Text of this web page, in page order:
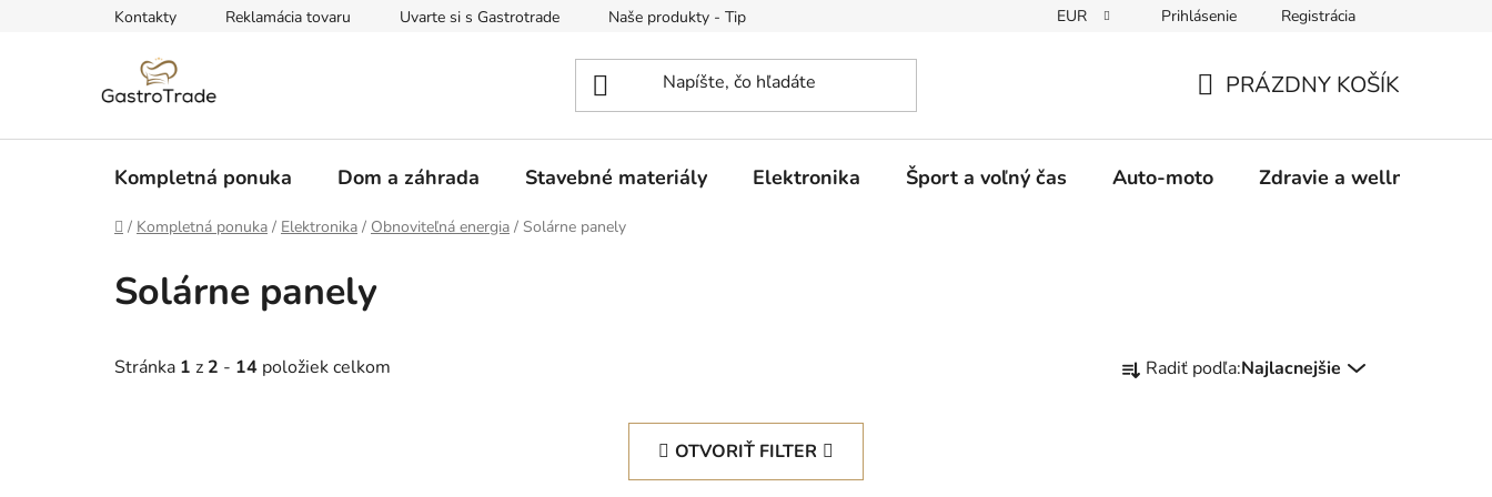
Kontakty Reklamácia tovaru Uvarte si s Gastrotrade Naše produkty - Tipy a triky Moja objednávka
EUR Prihlásenie Registrácia
KOŠÍK
PRÁZDNY KOŠÍK
Kompletná ponuka Dom a záhrada Stavebné materiály Elektronika Šport a voľný čas Auto-moto Zdravie a wellness
Domov
/ Kompletná ponuka / Elektronika / Obnoviteľná energia / Solárne panely
Solárne panely
Stránka 1 z 2 - 14 položiek celkom
a Radiť podľa:Najlacnejšie
OTVORIŤ FILTER